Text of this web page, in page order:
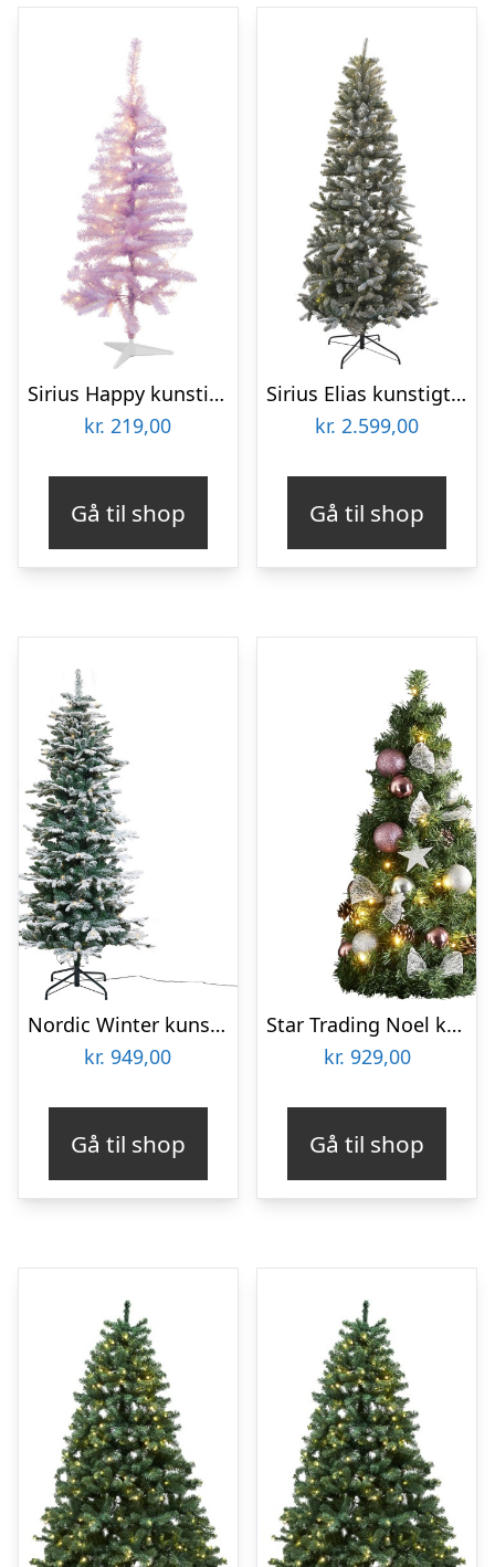
Sirius Happy kunstigt juletræ med lys, lilla, 120 cm
kr. 219,00
Gå til shop
Sirius Elias kunstigt juletræ med lys, 240 cm
kr. 2.599,00
Gå til shop
Nordic Winter kunstigt juletræ med lys, 180 x 86 cm
kr. 949,00
Gå til shop
Star Trading Noel kunstigt juletræ med lys
kr. 929,00
Gå til shop